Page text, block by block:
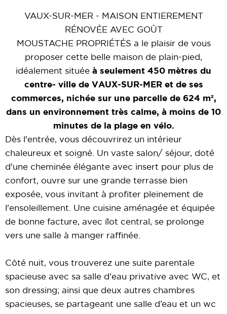
VAUX-SUR-MER - MAISON ENTIEREMENT
RÉNOVÉE AVEC GOÛT
MOUSTACHE PROPRIÉTÉS a le plaisir de vous
proposer cette belle maison de plain-pied,
idéalement située à seulement 450 mètres du
centre- ville de VAUX-SUR-MER et de ses
commerces, nichée sur une parcelle de 624 m²,
dans un environnement très calme, à moins de 10
minutes de la plage en vélo.
Dès l'entrée, vous découvrirez un intérieur
chaleureux et soigné. Un vaste salon/ séjour, doté
d'une cheminée élégante avec insert pour plus de
confort, ouvre sur une grande terrasse bien
exposée, vous invitant à profiter pleinement de
l'ensoleillement. Une cuisine aménagée et équipée
de bonne facture, avec îlot central, se prolonge
vers une salle à manger raffinée.
Côté nuit, vous trouverez une suite parentale
spacieuse avec sa salle d'eau privative avec WC, et
son dressing; ainsi que deux autres chambres
spacieuses, se partageant une salle d’eau et un wc